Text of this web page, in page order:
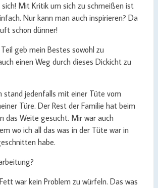
Mit Kritik um sich zu schmeißen ist
Nur kann man auch inspirieren? Da
schon dünner!
geb mein Bestes sowohl zu
einen Weg durch dieses Dickicht zu
stand jedenfalls mit einer Tüte vom
Türe. Der Rest der Familie hat beim
das Weite gesucht. Mir war auch
wo ich all das was in der Tüte war in
habe.
war kein Problem zu würfeln. Das was